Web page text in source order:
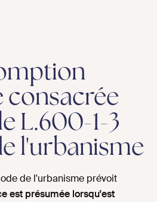
consacrée
L.600-1-3
l'urbanisme
de l'urbanisme prévoit
est présumée lorsqu'est